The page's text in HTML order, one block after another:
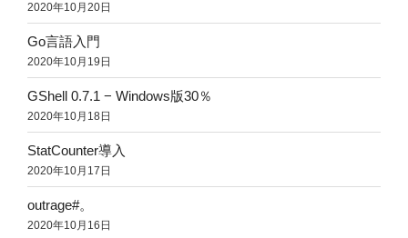
2020年10月20日
Go言語入門
2020年10月19日
GShell 0.7.1 − Windows版30％
2020年10月18日
StatCounter導入
2020年10月17日
outrage#。
2020年10月16日